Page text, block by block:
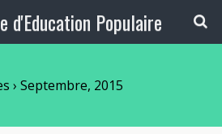
d'Education Populaire
› Septembre, 2015